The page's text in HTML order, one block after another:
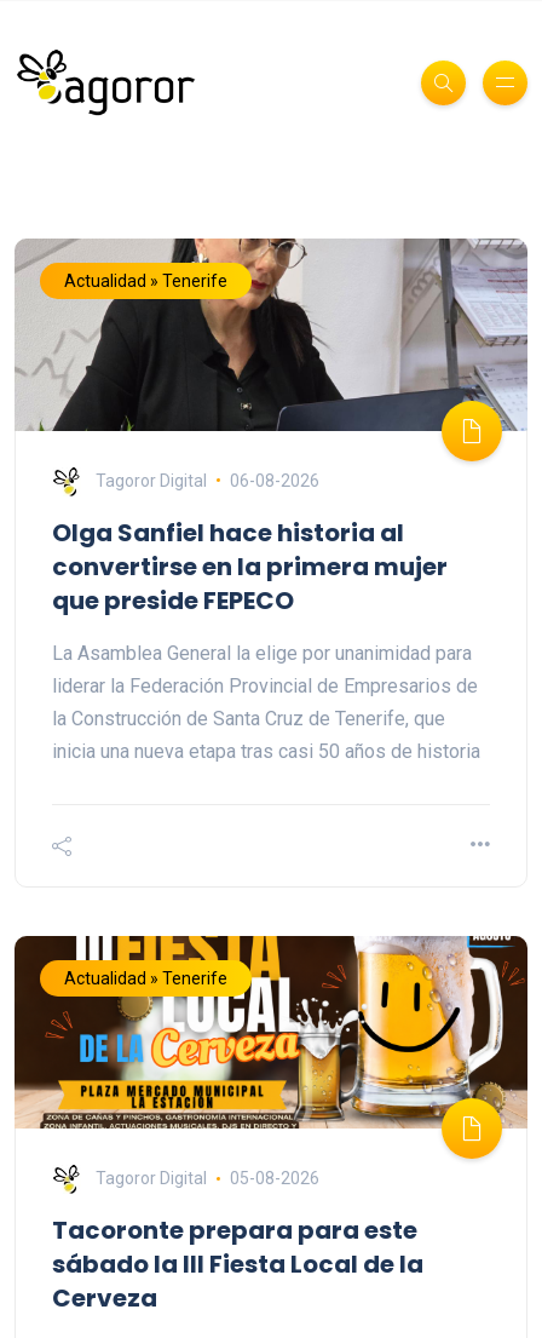
Actualidad » Tenerife
Tagoror Digital 06-08-2026
Olga Sanfiel hace historia al
convertirse en la primera mujer
que preside FEPECO
La Asamblea General la elige por unanimidad para
liderar la Federación Provincial de Empresarios de
la Construcción de Santa Cruz de Tenerife, que
inicia una nueva etapa tras casi 50 años de historia
Actualidad » Tenerife
Tagoror Digital 05-08-2026
Tacoronte prepara para este
sábado la III Fiesta Local de la
Cerveza